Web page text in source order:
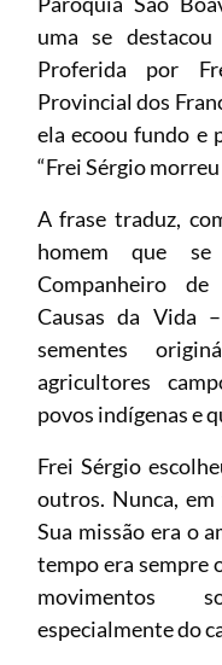
uma se
Proferida por
Provincial dos
ela ecoou fundo e
“Frei Sérgio
A frase traduz,
homem que
Companheiro
Causas da Vida
sementes
agricultores
povos indígenas e
Frei Sérgio
outros. Nunca,
Sua missão era o
tempo era sempre
movimentos
especialmente do